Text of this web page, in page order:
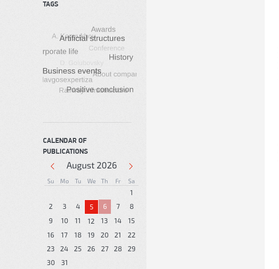
TAGS
CALENDAR OF
PUBLICATIONS
August 2026
Su Mo Tu We Th Fr Sa
1
2
3 4 5 6 7
8
9
10 11 12 13 14
15
16
17 18 19 20 21
22
23
24 25 26 27 28
29
30
31